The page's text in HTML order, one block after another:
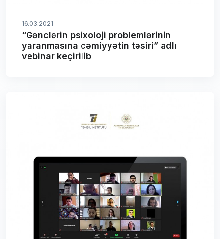
16.03.2021
“Gənclərin psixoloji problemlərinin
yaranmasına cəmiyyətin təsiri” adlı
vebinar keçirilib